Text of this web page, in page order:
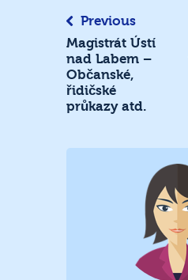
Previous
Magistrát Ústí
nad Labem –
Občanské,
řidičské
průkazy atd.